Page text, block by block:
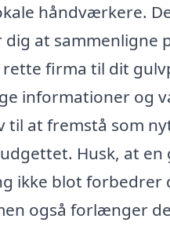
håndværkere.
at sammenligne
firma til dit
informationer og
til at fremstå som
Husk, at en
ikke blot forbedrer
også forlænger